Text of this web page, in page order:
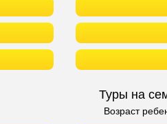
Туры на
Возраст